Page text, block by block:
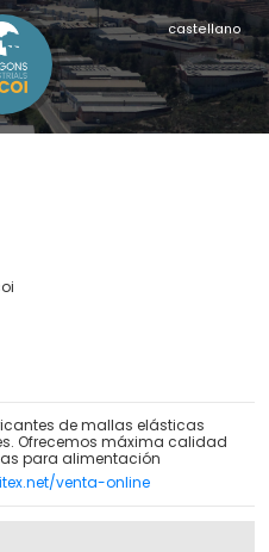
castellano
de mallas elásticas
Ofrecemos máxima calidad
para alimentación
venta-online